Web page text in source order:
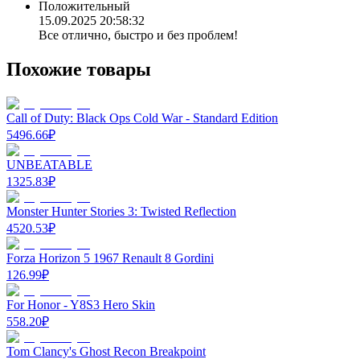
Положительный
15.09.2025 20:58:32
Все отлично, быстро и без проблем!
Похожие товары
Call of Duty: Black Ops Cold War - Standard Edition
5496.66₽
UNBEATABLE
1325.83₽
Monster Hunter Stories 3: Twisted Reflection
4520.53₽
Forza Horizon 5 1967 Renault 8 Gordini
126.99₽
For Honor - Y8S3 Hero Skin
558.20₽
Tom Clancy's Ghost Recon Breakpoint